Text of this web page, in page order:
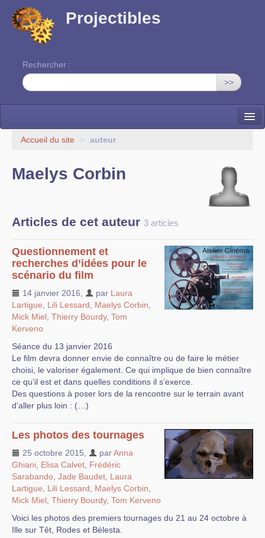
Projectibles
Rechercher :
>>
La ruche
Accueil du site > auteur
Maelys Corbin
Articles de cet auteur 3 articles
Questionnement et
recherches d’idées pour le
scénario du film
14 janvier 2016 par Laura
Lartigue
Lili Lessard Maelys Corbin
Mick Miel Thierry Bourdy, Tom
Kerveno
Séance du 13 janvier 2016
Le film devra donner envie de connaître ou de faire le métier
choisi, le valoriser également. Ce qui implique de bien connaître
ce qu’il est et dans quelles conditions il s’exerce.
Des questions à poser lors de la rencontre sur le terrain avant
d’aller plus loin : (…)
Les photos des tournages
25 octobre 2015 parAnna
Ghiani Elisa Calvet Frédéric
Sarabando Jade Baudet Laura
Lartigue
Lili Lessard Maelys Corbin
Mick Miel Thierry Bourdy, Tom Kerveno
Voici les photos des premiers tournages du 21 au 24 octobre à
Ille sur Têt, Rodes et Bélesta.